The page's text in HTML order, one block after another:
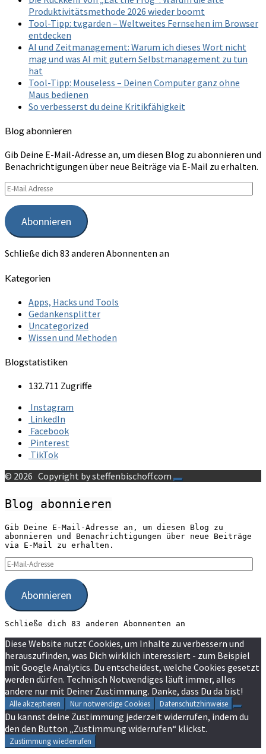
Produktivitätsmethode 2026 wieder boomt
Tool-Tipp: tv.garden – Weltweites Fernsehen im Browser
entdecken
AI und Zeitmanagement: Warum ich dieses Wort nicht
mag und was AI mit gutem Selbstmanagement zu tun
hat
Tool-Tipp: Mouseless – Deinen Computer ganz ohne
Maus bedienen
So verbesserst du deine Kritikfähigkeit
Blog abonnieren
Gib Deine E-Mail-Adresse an, um diesen Blog zu abonnieren und
Benachrichtigungen über neue Beiträge via E-Mail zu erhalten.
E-
Mail
Adresse
Abonnieren
Schließe dich 83 anderen Abonnenten an
Kategorien
Apps, Hacks und Tools
Gedankensplitter
Uncategorized
Wissen und Methoden
Blogstatistiken
132.711 Zugriffe
Instagram
LinkedIn
Facebook
Pinterest
TikTok
© 2026 Copyright by steffenbischoff.com
Blog abonnieren
Gib Deine E-Mail-Adresse an, um diesen Blog zu
abonnieren und Benachrichtigungen über neue Beiträge
via E-Mail zu erhalten.
E-
Mail-
Adresse
Abonnieren
Schließe dich 83 anderen Abonnenten an
Diese Website nutzt Cookies, um Inhalte zu verbessern und
herauszufinden, was Dich wirklich interessiert - zum Beispiel
mit Google Analytics. Du entscheidest, welche Cookies gesetzt
werden dürfen. Technisch Notwendiges läuft immer, alles
andere nur mit Deiner Zustimmung. Danke, dass Du da bist!
Alle akzeptieren Nur notwendige Cookies Datenschutzhinweise
Du kannst deine Zustimmung jederzeit widerrufen, indem du
den den Button „Zustimmung widerrufen“ klickst.
Zustimmung wiederrufen